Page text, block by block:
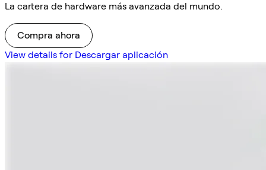
La cartera de hardware más avanzada del mundo.
Compra ahora
View details for Descargar aplicación